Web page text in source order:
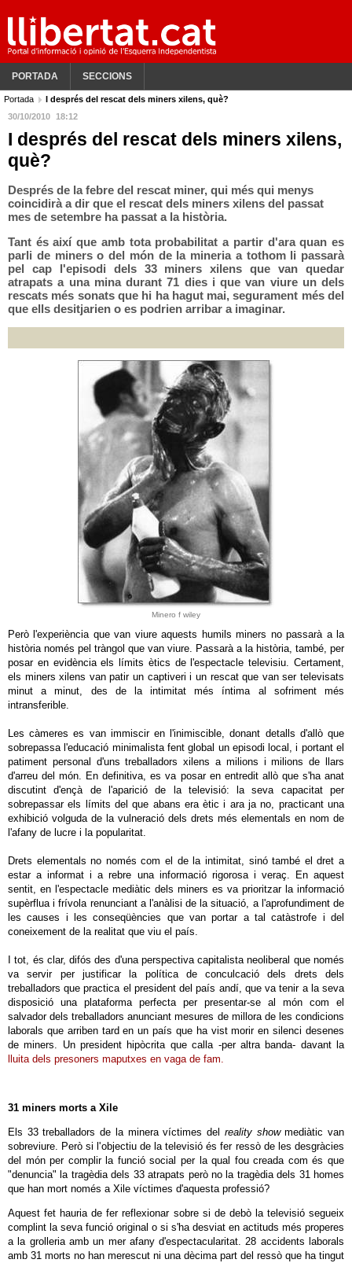
PORTADA SECCIONS
Portada
I després del rescat dels miners xilens, què?
30/10/2010
18:12
I després del rescat dels miners xilens,
què?
Després de la febre del rescat miner, qui més qui menys
coincidirà a dir que el rescat dels miners xilens del passat
mes de setembre ha passat a la història.
Tant és així que amb tota probabilitat a partir d'ara quan es
parli de miners o del món de la mineria a tothom li passarà
pel cap l'episodi dels 33 miners xilens que van quedar
atrapats a una mina durant 71 dies i que van viure un dels
rescats més sonats que hi ha hagut mai, segurament més del
que ells desitjarien o es podrien arribar a imaginar.
Minero f wiley
Però l'experiència que van viure aquests humils miners no passarà a la
història només pel tràngol que van viure. Passarà a la història, també, per
posar en evidència els límits ètics de l'espectacle televisiu. Certament,
els miners xilens van patir un captiveri i un rescat que van ser televisats
minut a minut, des de la intimitat més íntima al sofriment més
intransferible.
Les càmeres es van immiscir en l'inimiscible, donant detalls d'allò que
sobrepassa l'educació minimalista fent global un episodi local, i portant el
patiment personal d'uns treballadors xilens a milions i milions de llars
d'arreu del món. En definitiva, es va posar en entredit allò que s'ha anat
discutint d'ençà de l'aparició de la televisió: la seva capacitat per
sobrepassar els límits del que abans era ètic i ara ja no, practicant una
exhibició volguda de la vulneració dels drets més elementals en nom de
l'afany de lucre i la popularitat.
Drets elementals no només com el de la intimitat, sinó també el dret a
estar a informat i a rebre una informació rigorosa i veraç. En aquest
sentit, en l'espectacle mediàtic dels miners es va prioritzar la informació
supèrflua i frívola renunciant a l'anàlisi de la situació, a l'aprofundiment de
les causes i les conseqüències que van portar a tal catàstrofe i del
coneixement de la realitat que viu el país.
I tot, és clar, difós des d'una perspectiva capitalista neoliberal que només
va servir per justificar la política de conculcació dels drets dels
treballadors que practica el president del país andí, que va tenir a la seva
disposició una plataforma perfecta per presentar-se al món com el
salvador dels treballadors anunciant mesures de millora de les condicions
laborals que arriben tard en un país que ha vist morir en silenci desenes
de miners. Un president hipòcrita que calla -per altra banda- davant la
lluita dels presoners maputxes en vaga de fam.
31 miners morts a Xile
Els 33 treballadors de la minera víctimes del reality showmediàtic van
sobreviure. Però si l'objectiu de la televisió és fer ressò de les desgràcies
del món per complir la funció social per la qual fou creada com és que
"denuncia" la tragèdia dels 33 atrapats però no la tragèdia dels 31 homes
que han mort només a Xile víctimes d'aquesta professió?
Aquest fet hauria de fer reflexionar sobre si de debò la televisió segueix
complint la seva funció original o si s'ha desviat en actituds més properes
a la grolleria amb un mer afany d'espectacularitat. 28 accidents laborals
amb 31 morts no han merescut ni una dècima part del ressò que ha tingut